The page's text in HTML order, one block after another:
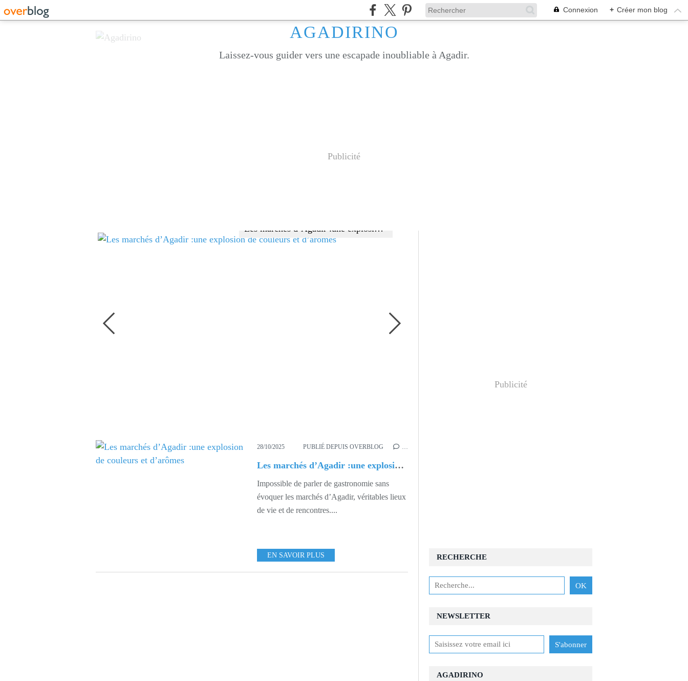
Connexion + Créer mon blog
AGADIRINO
Laissez-vous guider vers une escapade inoubliable à Agadir.
Publicité
Les produits du terroir d’Agadir; trésors du Souss Massa
28/10/2025 PUBLIÉ DEPUIS OVERBLOG …
Les marchés d’Agadir :une explosion de couleurs et d’arômes
Impossible de parler de gastronomie sans
évoquer les marchés d’Agadir, véritables lieux
de vie et de rencontres....
EN SAVOIR PLUS
Publicité
NEWSLETTER
RECHERCHE
AGADIRINO